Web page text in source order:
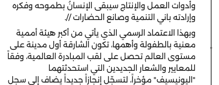
وأدوات العمل والإنتاج سيبقى الإنسانُ بطموحه وفكره
وإرادته باني التنمية وصانع الحضارات //.
وبهذا الاعتماد الرسمي الذي يأتي من أكبر هيئة أممية
معنية بالطفولة وأهمها، تكون الشارقة أول مدينة على
مستوى العالم تحصل على لقب المبادرة العالمية، وفقاً
للمعايير والشعار الجديدين التي استحدثتهما
"اليونيسيف" مؤخراً، لتسجّل إنجازاً جديداً يضاف إلى سجل